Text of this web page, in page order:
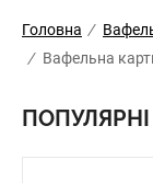
Головна /
/ Вафельна